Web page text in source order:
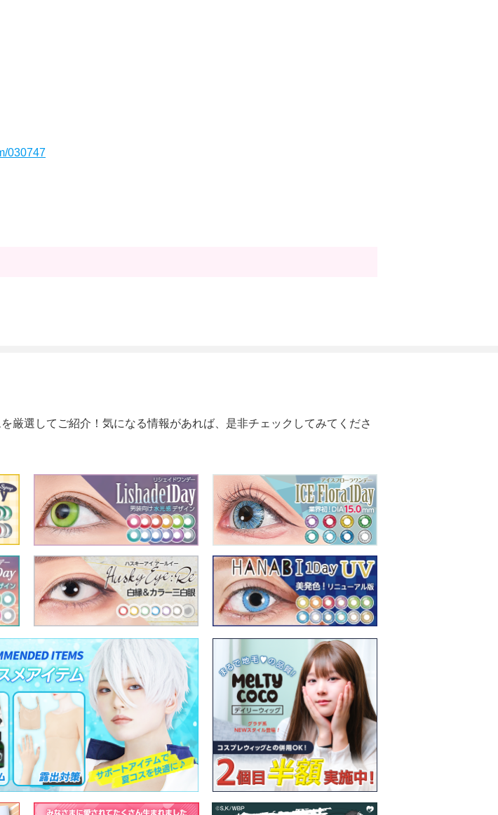
030747
厳選してご紹介！気になる情報があれば、是非チェックしてみてくださ